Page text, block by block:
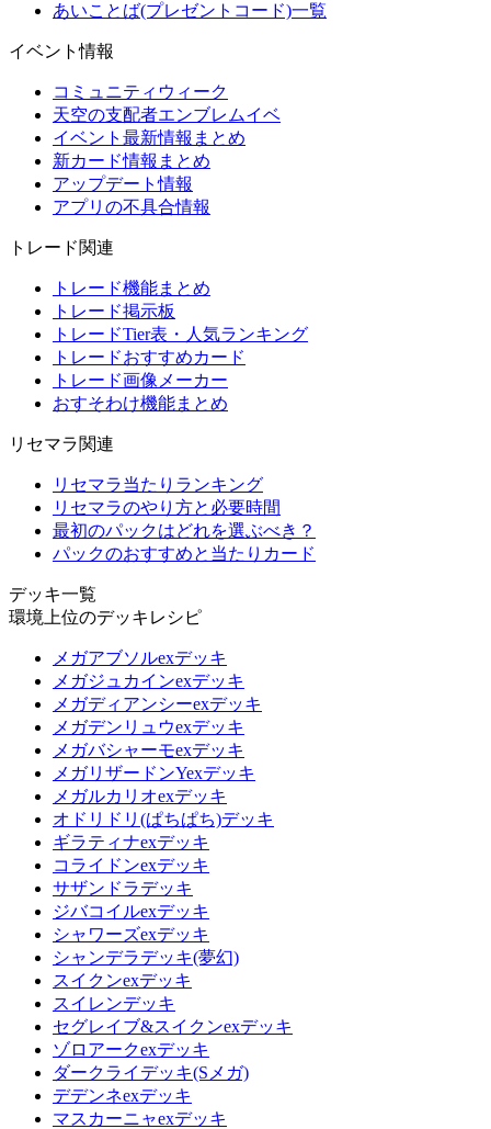
あいことば(プレゼントコード)一覧
イベント情報
コミュニティウィーク
天空の支配者エンブレムイベ
イベント最新情報まとめ
新カード情報まとめ
アップデート情報
アプリの不具合情報
トレード関連
トレード機能まとめ
トレード掲示板
トレードTier表・人気ランキング
トレードおすすめカード
トレード画像メーカー
おすそわけ機能まとめ
リセマラ関連
リセマラ当たりランキング
リセマラのやり方と必要時間
最初のパックはどれを選ぶべき？
パックのおすすめと当たりカード
デッキ一覧
環境上位のデッキレシピ
メガアブソルexデッキ
メガジュカインexデッキ
メガディアンシーexデッキ
メガデンリュウexデッキ
メガバシャーモexデッキ
メガリザードンYexデッキ
メガルカリオexデッキ
オドリドリ(ぱちぱち)デッキ
ギラティナexデッキ
コライドンexデッキ
サザンドラデッキ
ジバコイルexデッキ
シャワーズexデッキ
シャンデラデッキ(夢幻)
スイクンexデッキ
スイレンデッキ
セグレイブ&スイクンexデッキ
ゾロアークexデッキ
ダークライデッキ(Sメガ)
デデンネexデッキ
マスカーニャexデッキ